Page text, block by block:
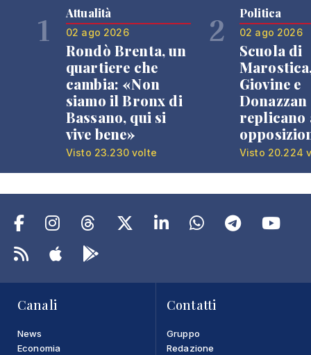
1 Attualità
02 ago 2026
Rondò Brenta, un
quartiere che
cambia: «Non
siamo il Bronx di
Bassano, qui si
vive bene»
Visto 23.230 volte
2 Politica
02 ago 2026
Scuola di
Giovine e
Donazzan
replicano
Visto 20.224
Canali
News
Economia
Contatti
Gruppo
Redazione